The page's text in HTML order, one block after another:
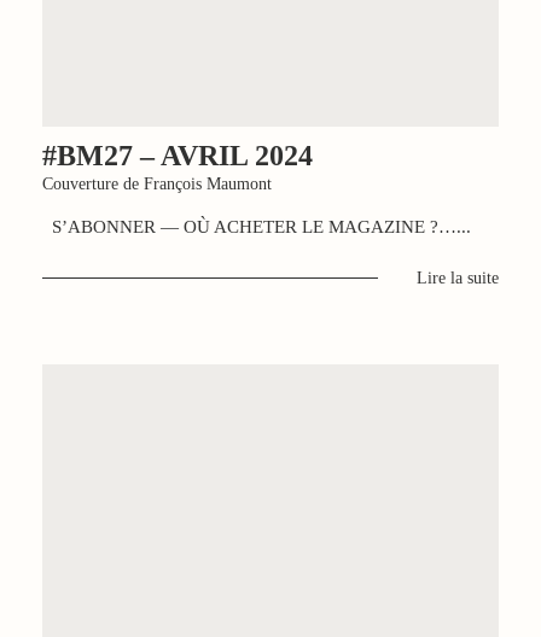
#BM27 – AVRIL 2024
Couverture de François Maumont
S’ABONNER — OÙ ACHETER LE MAGAZINE ?…...
Lire la suite